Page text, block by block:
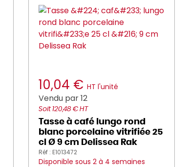
10,04 € HT l'unité
Vendu par 12
Soit 120,48 € HT
Tasse à café lungo rond
blanc porcelaine vitrifiée 25
cl Ø 9 cm Delissea Rak
Réf : E1013472
Disponible sous 2 à 4 semaines